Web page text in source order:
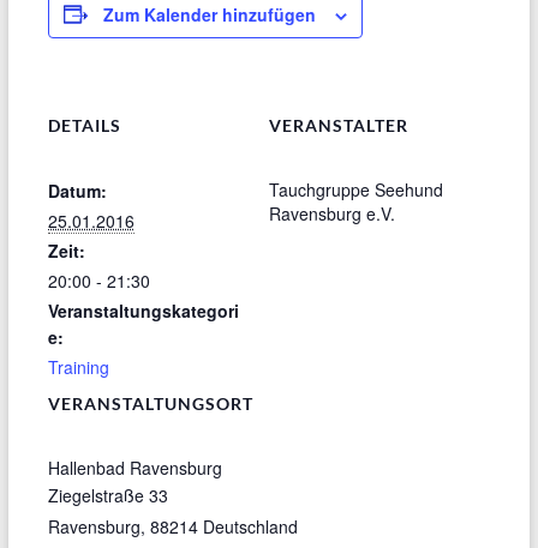
Zum Kalender hinzufügen
DETAILS
Datum:
25.01.2016
Zeit:
20:00 - 21:30
Veranstaltungskategori
e:
Training
VERANSTALTUNGSORT
Hallenbad Ravensburg
Ziegelstraße 33
Ravensburg, 88214 Deutschland
VERANSTALTER
Tauchgruppe Seehund
Ravensburg e.V.